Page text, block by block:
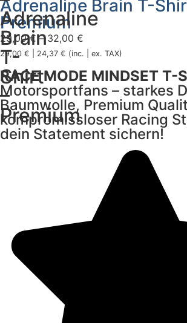
Adrenaline
Brain
T-
Shirt
–
Premium
Adrenaline Brain T-
Premium
29,00€ –32,00 €
29,00 € 24,37 € (inc. | ex. TAX)
RACE MODE MINDSET T-
Motorsportfans – starkes
Baumwolle, Premium
kompromissloser Racing
dein Statement sichern!